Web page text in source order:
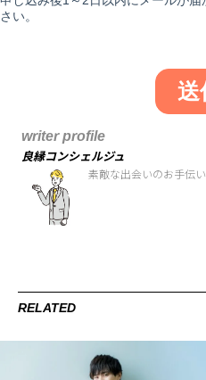
writer profile
良縁コンシェルジュ
素敵な出会いのお手伝い
RELATED